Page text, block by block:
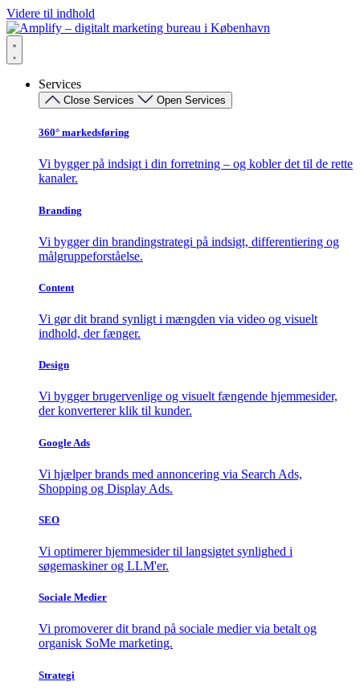
Videre til indhold
Services
Close Services Open Services
360° markedsføring​
Vi bygger på indsigt i din forretning – og kobler det til de rette
kanaler.
Branding
Vi bygger din brandingstrategi på indsigt, differentiering og
målgruppeforståelse.
Content
Vi gør dit brand synligt i mængden via video og visuelt
indhold, der fænger.
Design
Vi bygger brugervenlige og visuelt fængende hjemmesider,
der konverterer klik til kunder.
Google Ads
Vi hjælper brands med annoncering via Search Ads,
Shopping og Display Ads.
SEO
Vi optimerer hjemmesider til langsigtet synlighed i
søgemaskiner og LLM'er.
Sociale Medier
Vi promoverer dit brand på sociale medier via betalt og
organisk SoMe marketing.
Strategi